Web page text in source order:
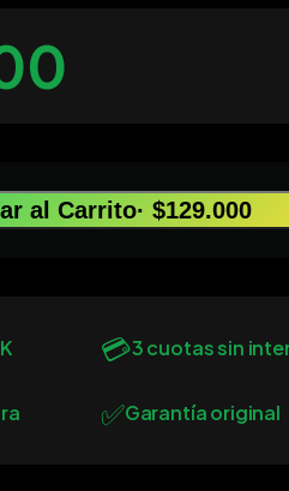
al Carrito· $129.000
💳3 cuotas sin
✅Garantía original